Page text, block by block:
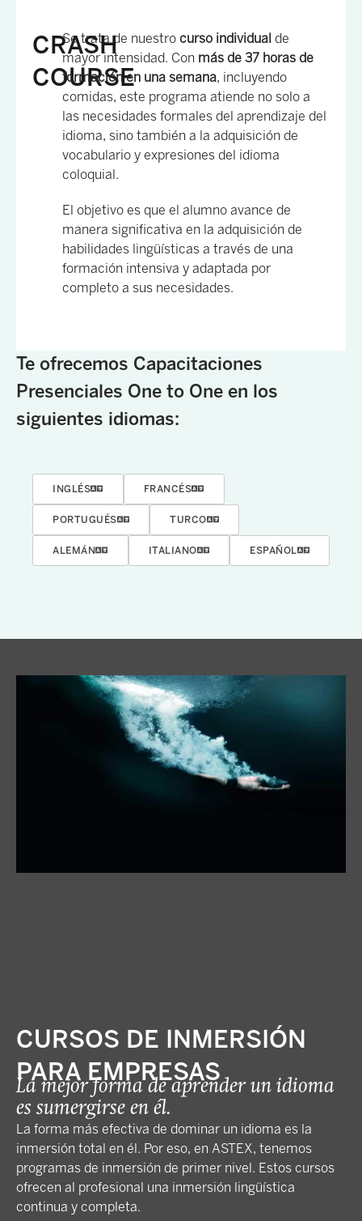
CRASH
COURSE
Se trata de nuestrocurso individual de
mayor intensidad. Con más de 37 horas de
formación en una semana, incluyendo
comidas, este programa atiende no solo a
las necesidades formales del aprendizaje del
idioma, sino también a la adquisición de
vocabulario y expresiones del idioma
coloquial.
El objetivo es que el alumno avance de
manera significativa en la adquisición de
habilidades lingüísticas a través de una
formación intensiva y adaptada por
completo a sus necesidades.
Te ofrecemos Capacitaciones
Presenciales One to One en los
siguientes idiomas:
INGLÉS FRANCÉS
PORTUGUÉS TURCO
ALEMÁN ITALIANO ESPAÑOL
CURSOS DE INMERSIÓN
PARA EMPRESAS
La mejor forma de aprender un idioma
es sumergirse en él.
La forma más efectiva de dominar un idioma es la
inmersión total en él. Por eso, en ASTEX, tenemos
programas de inmersión de primer nivel. Estos cursos
ofrecen al profesional una inmersión lingüística
continua y completa.